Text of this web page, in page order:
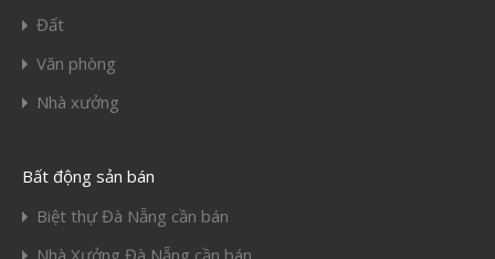
Đất
Văn phòng
Nhà xưởng
Bất động sản bán
Biệt thự Đà Nẵng cần bán